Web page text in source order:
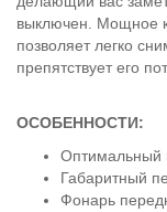
выключен. Мощное
позволяет легко
препятствует его
ОСОБЕННОСТИ:
Оптимальный
Габаритный
Фонарь